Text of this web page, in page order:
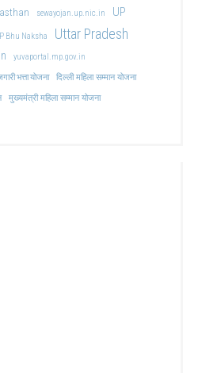
sewayojan.up.nic.in UP
Bhu Naksha Uttar Pradesh
yuvaportal.mp.gov.in
भत्ता योजना दिल्ली महिला सम्मान योजना
मुख्यमंत्री महिला सम्मान योजना